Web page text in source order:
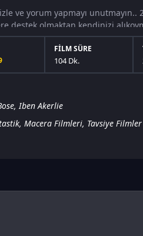
ve yorum yapmayı
destek olmaktan kendinizi
, Iben Akerlie
, Macera Filmleri, Tavsiye Filmler
FILM SÜRE
104 Dk.